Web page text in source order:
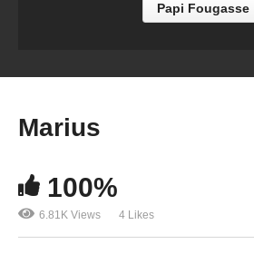
Papi Fougasse
Marius
100%
6.81K Views 4 Likes